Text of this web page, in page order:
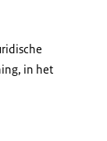
in het